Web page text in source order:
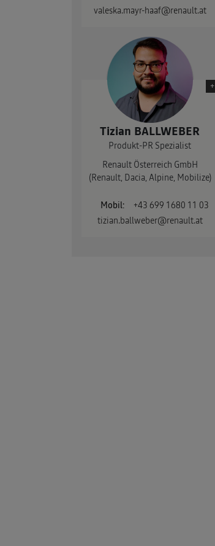
valeska.mayr-haaf@renault.at
+
Tizian BALLWEBER
Produkt-PR Spezialist
Renault Österreich GmbH
(Renault, Dacia, Alpine, Mobilize)
Mobil:
+43 699 1680 11 03
tizian.ballweber@renault.at